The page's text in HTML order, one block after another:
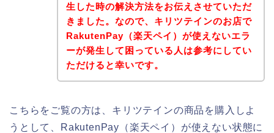
生した時の解決方法をお伝えさせていただ
きました。なので、キリツテインのお店で
RakutenPay（楽天ペイ）が使えないエラ
ーが発生して困っている人は参考にしてい
ただけると幸いです。
こちらをご覧の方は、キリツテインの商品を購入しよ
うとして、RakutenPay（楽天ペイ）が使えない状態に